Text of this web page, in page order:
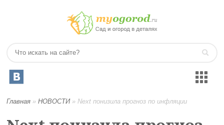
Главная »НОВОСТИ»Next понизила прогноз по инфляции